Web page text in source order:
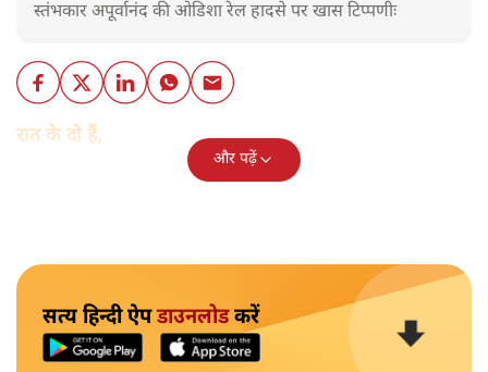
स्तंभकार अपूर्वानंद की ओडिशा रेल हादसे पर खास टिप्पणीः
रात के दो हैं,
और पढ़ें
सत्य हिन्दी ऐपडाउनलोडकरें